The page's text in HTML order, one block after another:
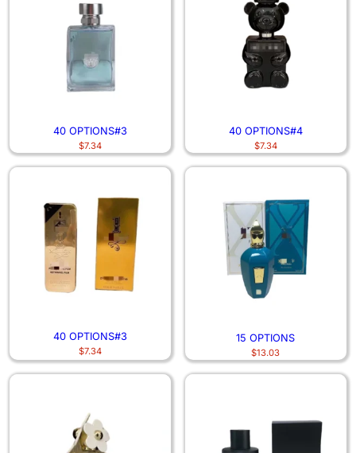
40 OPTIONS#3
$7.34
40 OPTIONS#4
$7.34
40 OPTIONS#3
$7.34
15 OPTIONS
$13.03